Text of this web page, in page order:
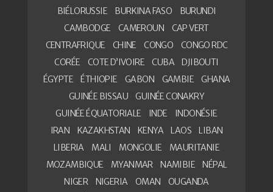
BIÉLORUSSIE
BURKINA FASO
BURUNDI
CAMBODGE
CAMEROUN
CAP VERT
CENTRAFRIQUE
CHINE CONGO
CONGO RDC
CORÉE
COTE D’IVOIRE CUBA
DJIBOUTI
ÉGYPTE
ÉTHIOPIE GABON GAMBIE
GHANA
GUINÉE BISSAU
GUINÉE CONAKRY
GUINÉE ÉQUATORIALE
INDE
INDONÉSIE
IRAN
KAZAKHSTAN KENYA LAOS
LIBAN
LIBERIA
MALI MONGOLIE
MAURITANIE
MOZAMBIQUE
MYANMAR NAMIBIE
NÉPAL
NIGER
NIGERIA OMAN
OUGANDA